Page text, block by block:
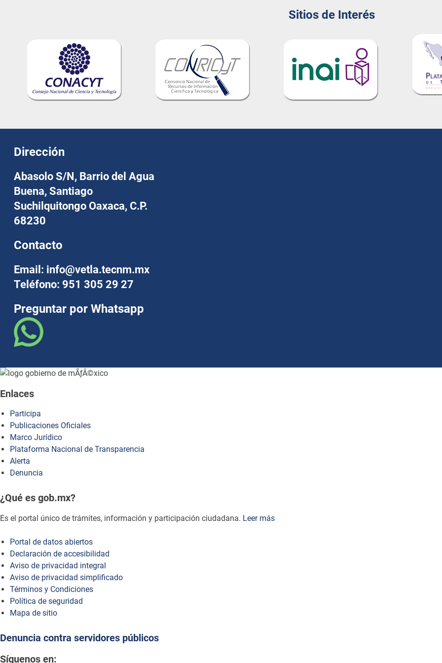
Sitios de Interés
Dirección
Abasolo S/N, Barrio del Agua
Buena, Santiago
Suchilquitongo Oaxaca, C.P.
68230
Contacto
Email: info@vetla.tecnm.mx
Teléfono: 951 305 29 27
Preguntar por Whatsapp
Enlaces
Participa
Publicaciones Oficiales
Marco Jurídico
Plataforma Nacional de Transparencia
Alerta
Denuncia
¿Qué es gob.mx?
Es el portal único de trámites, información y participación ciudadana. Leer más
Portal de datos abiertos
Declaración de accesibilidad
Aviso de privacidad integral
Aviso de privacidad simplificado
Términos y Condiciones
Política de seguridad
Mapa de sitio
Denuncia contra servidores públicos
Síguenos en: